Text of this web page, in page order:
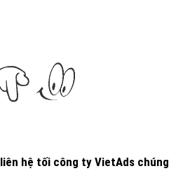
liên hệ tối công ty VietAds chúng